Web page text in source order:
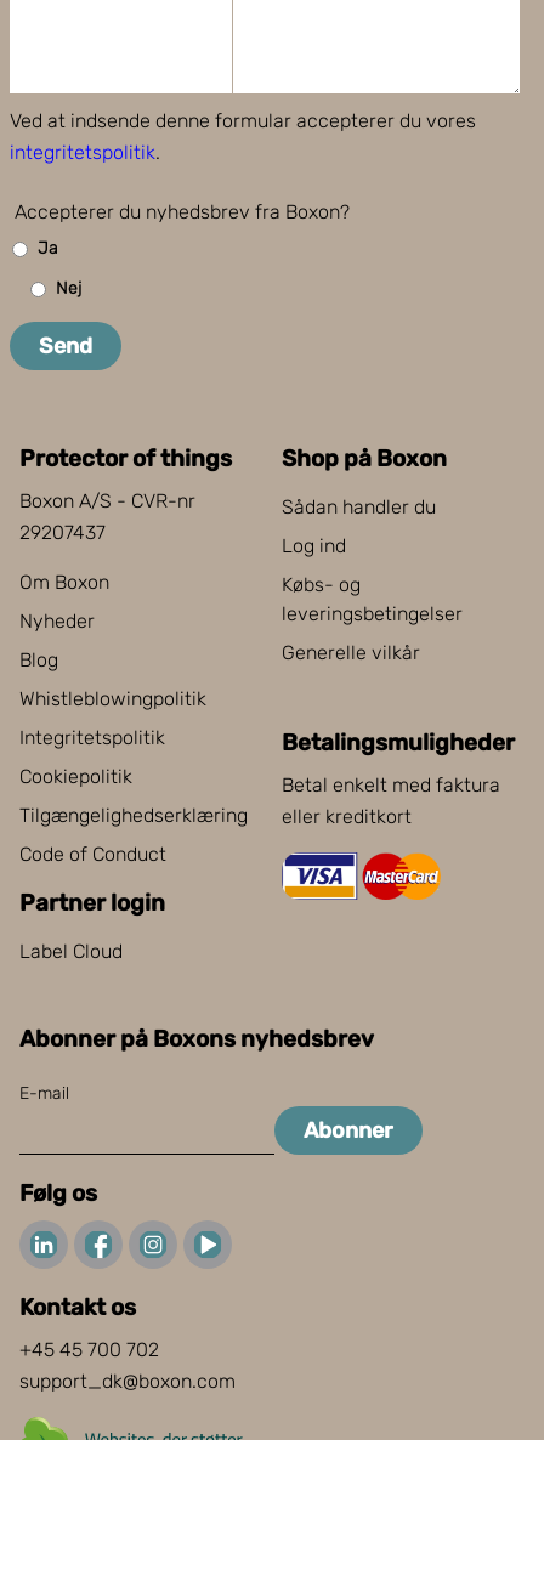
Ved at indsende denne formular accepterer du vores
integritetspolitik.
Accepterer du nyhedsbrev fra Boxon?
Ja
Nej
Send
Protector of things
Boxon A/S - CVR-nr
29207437
Om Boxon
Nyheder
Blog
Whistleblowingpolitik
Integritetspolitik
Cookiepolitik
Tilgængelighedserklæring
Code of Conduct
Partner login
Label Cloud
Shop på Boxon
Sådan handler du
Log ind
Købs- og
leveringsbetingelser
Generelle vilkår
Betalingsmuligheder
Betal enkelt med faktura
eller kreditkort
Abonner på Boxons nyhedsbrev
E-mail
Abonner
Følg os
Kontakt os
+45 45 700 702
support_dk@boxon.com